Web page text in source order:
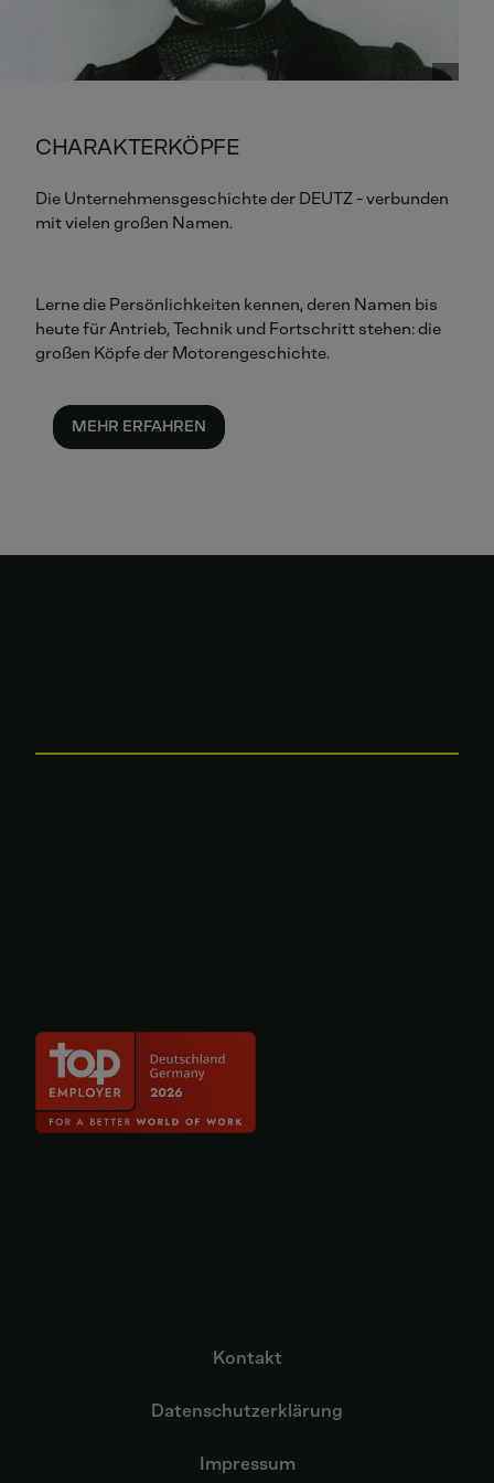
CHARAKTERKÖPFE
Die Unternehmensgeschichte der DEUTZ - verbunden
mit vielen großen Namen.
Lerne die Persönlichkeiten kennen, deren Namen bis
heute für Antrieb, Technik und Fortschritt stehen: die
großen Köpfe der Motorengeschichte.
MEHR ERFAHREN
Kontakt
Datenschutzerklärung
Impressum